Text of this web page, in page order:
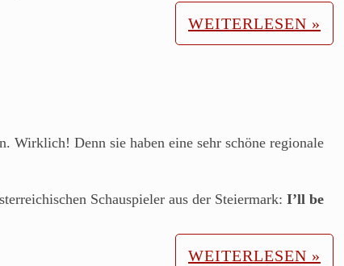
WEITERLESEN »
Wirklich! Denn sie haben eine sehr schöne regionale
Schauspieler aus der Steiermark: I’ll be
WEITERLESEN »